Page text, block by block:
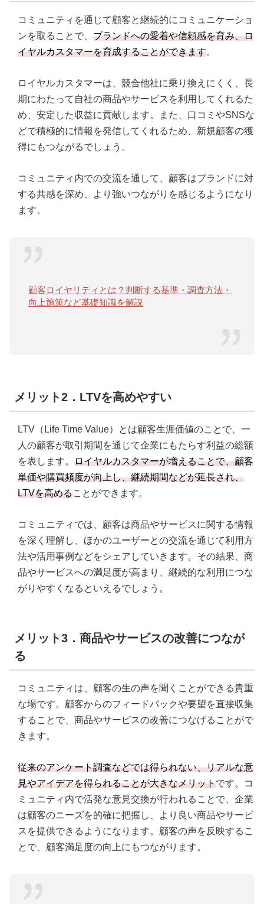
コミュニティを通じて顧客と継続的にコミュニケーショ
ンを取ることで、 ブランドへの愛着や信頼感を育み、ロ
イヤルカスタマーを育成することができます。
ロイヤルカスタマーは、競合他社に乗り換えにくく、長
期にわたって自社の商品やサービスを利用してくれるた
め、安定した収益に貢献します。また、口コミやSNSな
どで積極的に情報を発信してくれるため、新規顧客の獲
得にもつながるでしょう。
コミュニティ内での交流を通して、顧客はブランドに対
する共感を深め、より強いつながりを感じるようになり
ます。
顧客ロイヤリティとは？判断する基準・調査方法・
向上施策など基礎知識を解説
メリット2．LTVを高めやすい
LTV（Life Time Value）とは顧客生涯価値のことで、一
人の顧客が取引期間を通じて企業にもたらす利益の総額
を表します。 ロイヤルカスタマーが増えることで、顧客
単価や購買頻度が向上し、継続期間などが延長され、
LTVを高めることができます。
コミュニティでは、顧客は商品やサービスに関する情報
を深く理解し、ほかのユーザーとの交流を通じて利用方
法や活用事例などをシェアしていきます。その結果、商
品やサービスへの満足度が高まり、継続的な利用につな
がりやすくなるといえるでしょう。
メリット3．商品やサービスの改善につなが
る
コミュニティは、顧客の生の声を聞くことができる貴重
な場です。顧客からのフィードバックや要望を直接収集
することで、商品やサービスの改善につなげることがで
きます。
従来のアンケート調査などでは得られない、リアルな意
見やアイデアを得られることが大きなメリットです。コ
ミュニティ内で活発な意見交換が行われることで、企業
は顧客のニーズを的確に把握し、より良い商品やサービ
スを提供できるようになります。顧客の声を反映するこ
とで、顧客満足度の向上にもつながります。